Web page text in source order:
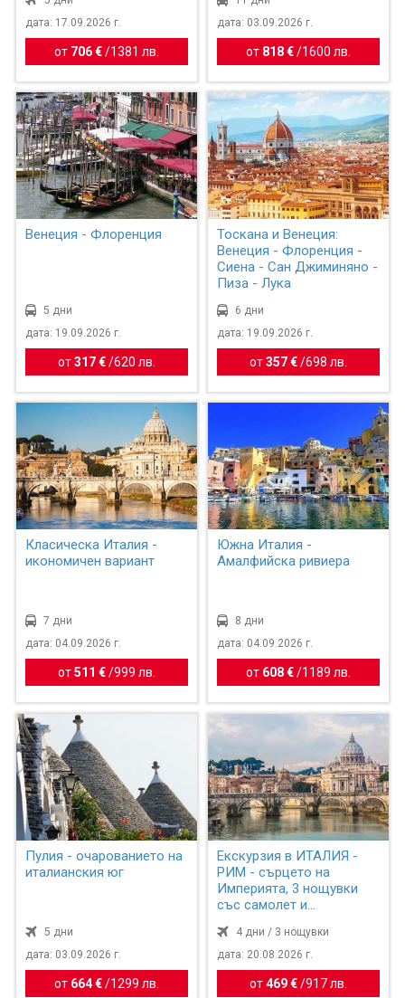
дата: 17.09.2026 г.
от 706 € / 1381 лв.
дата: 03.09.2026 г.
от 818 €/ 1600 лв.
Венеция - Флоренция
5 дни
дата: 19.09.2026 г.
от317 € /620 лв.
Тоскана и Венеция:
Венеция - Флоренция -
Сиена - Сан Джиминяно -
Пиза - Лука
6 дни
дата: 19.09.2026 г.
от357 €/698 лв.
Класическа Италия -
икономичен вариант
7 дни
дата: 04.09.2026 г.
от511 € /999 лв.
Южна Италия -
Амалфийска ривиера
8 дни
дата: 04.09.2026 г.
от 608 €/ 1189 лв.
Пулия - очарованието на
италианския юг
5 дни
дата: 03.09.2026 г.
от 664 € / 1299 лв.
Екскурзия в ИТАЛИЯ -
РИМ - сърцето на
Империята, 3 нощувки
със самолет и
4 дни / 3 нощувки
дата: 20.08.2026 г.
от469 €/917 лв.